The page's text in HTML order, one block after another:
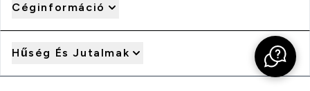
Céginformáció
Hűség És Jutalmak